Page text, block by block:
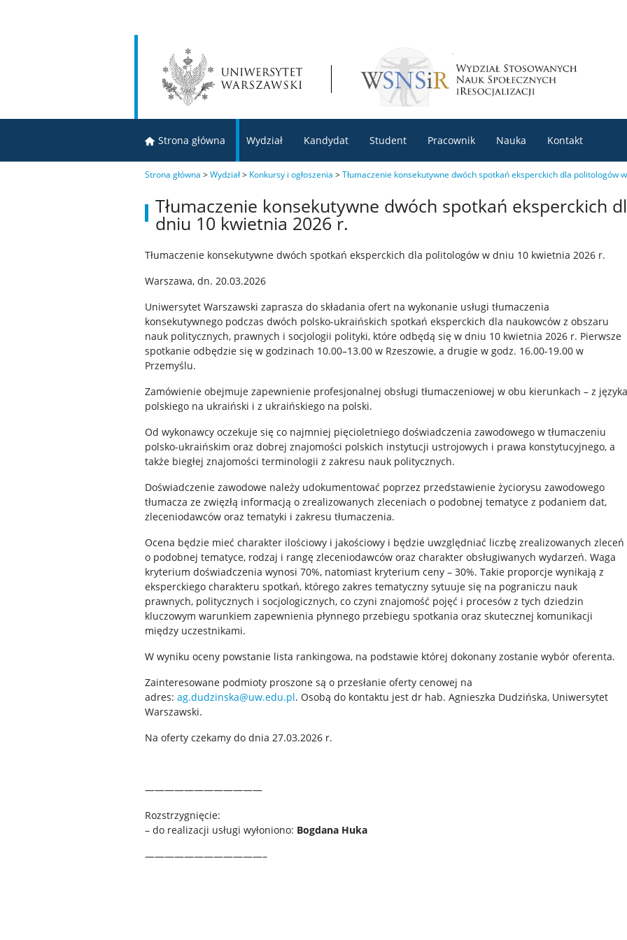
Strona główna Wydział Kandydat Student Pracownik Nauka Kontakt
Strona główna >Wydział> Konkursy i ogłoszenia >Tłumaczenie konsekutywne dwóch spotkań eksperckich dla politologów
Tłumaczenie konsekutywne dwóch spotkań eksperckich
dniu 10 kwietnia 2026 r.
Tłumaczenie konsekutywne dwóch spotkań eksperckich dla politologów w dniu 10 kwietnia 2026 r.
Warszawa, dn. 20.03.2026
Uniwersytet Warszawski zaprasza do składania ofert na wykonanie usługi tłumaczenia
konsekutywnego podczas dwóch polsko-ukraińskich spotkań eksperckich dla naukowców z obszaru
nauk politycznych, prawnych i socjologii polityki, które odbędą się w dniu 10 kwietnia 2026 r. Pierwsze
spotkanie odbędzie się w godzinach 10.00–13.00 w Rzeszowie, a drugie w godz. 16.00-19.00 w
Przemyślu.
Zamówienie obejmuje zapewnienie profesjonalnej obsługi tłumaczeniowej w obu kierunkach – z języka
polskiego na ukraiński i z ukraińskiego na polski.
Od wykonawcy oczekuje się co najmniej pięcioletniego doświadczenia zawodowego w tłumaczeniu
polsko-ukraińskim oraz dobrej znajomości polskich instytucji ustrojowych i prawa konstytucyjnego, a
także biegłej znajomości terminologii z zakresu nauk politycznych.
Doświadczenie zawodowe należy udokumentować poprzez przedstawienie życiorysu zawodowego
tłumacza ze zwięzłą informacją o zrealizowanych zleceniach o podobnej tematyce z podaniem dat,
zleceniodawców oraz tematyki i zakresu tłumaczenia.
Ocena będzie mieć charakter ilościowy i jakościowy i będzie uwzględniać liczbę zrealizowanych zleceń
o podobnej tematyce, rodzaj i rangę zleceniodawców oraz charakter obsługiwanych wydarzeń. Waga
kryterium doświadczenia wynosi 70%, natomiast kryterium ceny – 30%. Takie proporcje wynikają z
eksperckiego charakteru spotkań, którego zakres tematyczny sytuuje się na pograniczu nauk
prawnych, politycznych i socjologicznych, co czyni znajomość pojęć i procesów z tych dziedzin
kluczowym warunkiem zapewnienia płynnego przebiegu spotkania oraz skutecznej komunikacji
między uczestnikami.
W wyniku oceny powstanie lista rankingowa, na podstawie której dokonany zostanie wybór oferenta.
Zainteresowane podmioty proszone są o przesłanie oferty cenowej na
adres: ag.dudzinska@uw.edu.pl. Osobą do kontaktu jest dr hab. Agnieszka Dudzińska, Uniwersytet
Warszawski.
Na oferty czekamy do dnia 27.03.2026 r.
————————————
Rozstrzygnięcie:
– do realizacji usługi wyłoniono: Bogdana Huka
————————————–